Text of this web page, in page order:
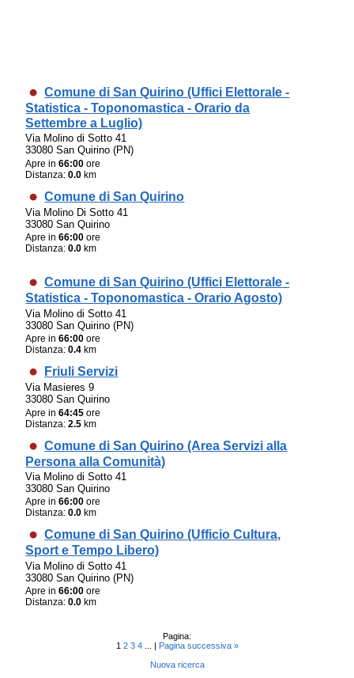
Comune di San Quirino (Uffici Elettorale -
Statistica - Toponomastica - Orario da
Settembre a Luglio)
Via Molino di Sotto 41
33080 San Quirino (PN)
Apre in66:00 ore
Distanza:0.0 km
Comune di San Quirino
Via Molino Di Sotto 41
33080 San Quirino
Apre in66:00 ore
Distanza:0.0 km
Comune di San Quirino (Uffici Elettorale -
Statistica - Toponomastica - Orario Agosto)
Via Molino di Sotto 41
33080 San Quirino (PN)
Apre in66:00 ore
Distanza:0.4 km
Friuli Servizi
Via Masieres 9
33080 San Quirino
Apre in64:45 ore
Distanza:2.5 km
Comune di San Quirino (Area Servizi alla
Persona alla Comunità)
Via Molino di Sotto 41
33080 San Quirino
Apre in66:00 ore
Distanza:0.0 km
Comune di San Quirino (Ufficio Cultura,
Sport e Tempo Libero)
Via Molino di Sotto 41
33080 San Quirino (PN)
Apre in66:00 ore
Distanza:0.0 km
Pagina:
1 2 3 4 ... | Pagina successiva »
Nuova ricerca